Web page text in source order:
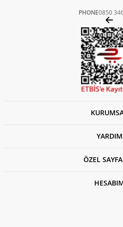
PHONE0850
YARDIM
ÖZEL